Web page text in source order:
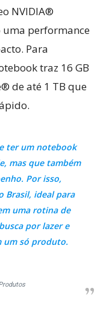
NVIDIA®
uma performance
Para
traz 16 GB
de até 1 TB que
ter um notebook
mas que também
Por isso,
Brasil, ideal para
uma rotina de
por lazer e
um só produto.